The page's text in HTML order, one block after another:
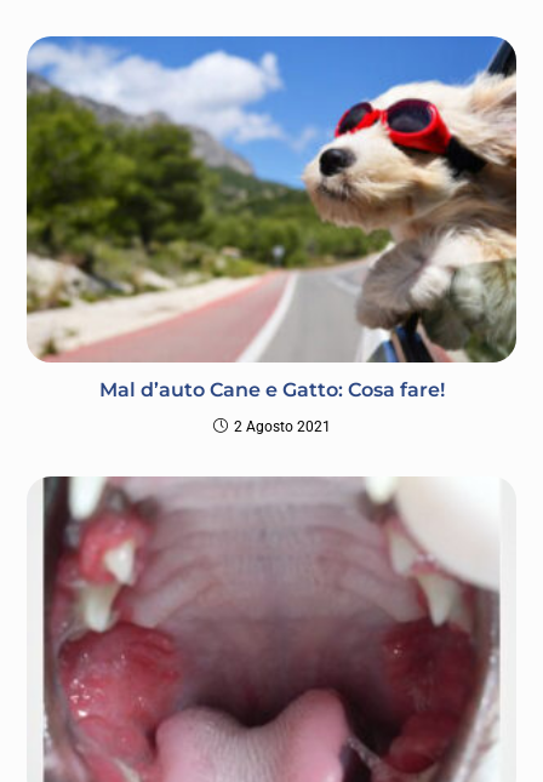
Mal d’auto Cane e Gatto: Cosa fare!
2 Agosto 2021